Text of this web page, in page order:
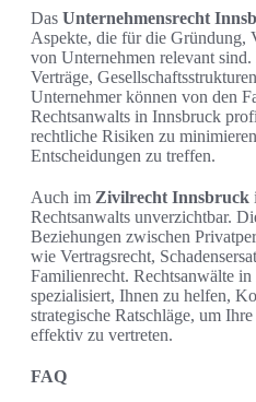
Das Unternehmensrecht
Aspekte, die für die Gründung,
von Unternehmen relevant
Verträge,
Unternehmer können von den
Rechtsanwalts in Innsbruck
rechtliche Risiken zu
Entscheidungen zu treffen.
Auch im Zivilrecht Innsbruck
Rechtsanwalts unverzichtbar.
Beziehungen zwischen
wie Vertragsrecht,
Familienrecht. Rechtsanwälte
spezialisiert, Ihnen zu helfen,
strategische Ratschläge, um
effektiv zu vertreten.
FAQ